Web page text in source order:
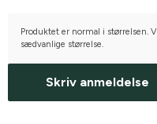
Produktet er normal i størrelsen.
sædvanlige størrelse.
Skriv anmeldelse